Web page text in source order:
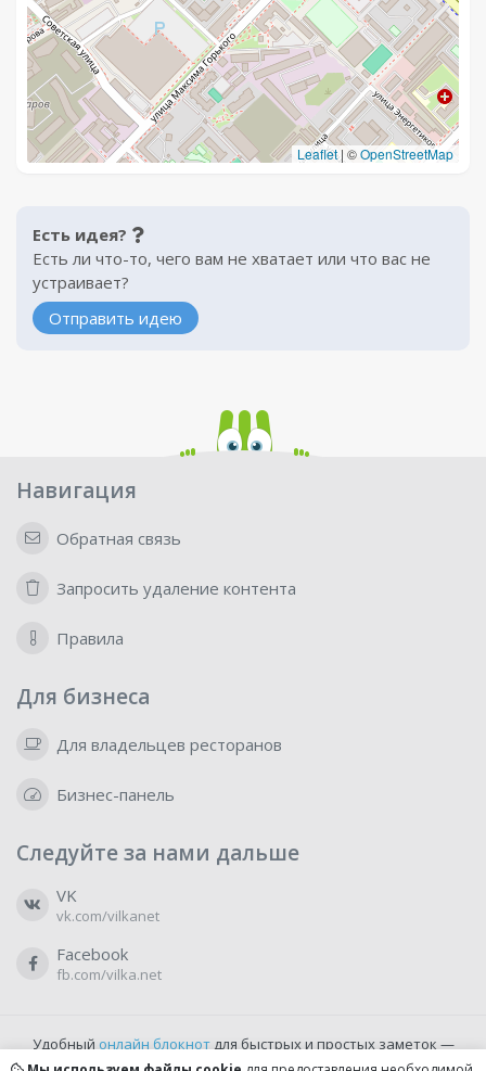
Leaflet | ©OpenStreetMap
Есть идея?
Есть ли что-то, чего вам не хватает или что вас не
устраивает?
Отправить идею
Навигация
Обратная связь
Запросить удаление контента
Правила
Для бизнеса
Для владельцев ресторанов
Бизнес-панель
Следуйте за нами дальше
VK
vk.com/vilkanet
Facebook
fb.com/vilka.net
Удобный онлайн блокнотдля быстрых и простых заметок —